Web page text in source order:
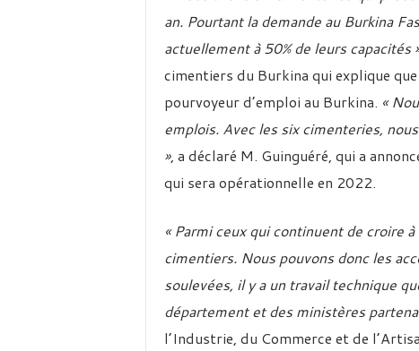
an. Pourtant la demande au Burkina
actuellement à 50% de leurs capacités
cimentiers du Burkina qui explique
pourvoyeur d’emploi au Burkina. «
emplois. Avec les six cimenteries,
», a déclaré M. Guinguéré, qui a
qui sera opérationnelle en 2022.
« Parmi ceux qui continuent de croire
cimentiers. Nous pouvons donc les
soulevées, il y a un travail technique
département et des ministères
l’Industrie, du Commerce et de